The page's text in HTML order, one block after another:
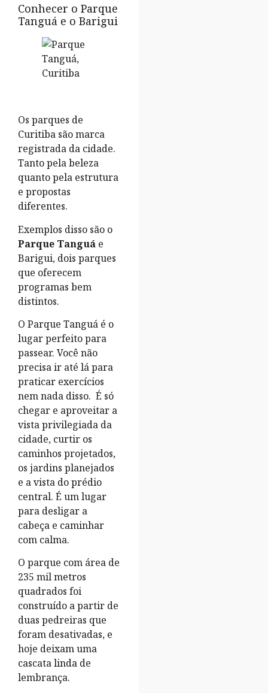
Conhecer o Parque
Tanguá e o Barigui
Os parques de
Curitiba são marca
registrada da cidade.
Tanto pela beleza
quanto pela estrutura
e propostas
diferentes.
Exemplos disso são o
Parque Tanguá e
Barigui, dois parques
que oferecem
programas bem
distintos.
O Parque Tanguá é o
lugar perfeito para
passear. Você não
precisa ir até lá para
praticar exercícios
nem nada disso. É só
chegar e aproveitar a
vista privilegiada da
cidade, curtir os
caminhos projetados,
os jardins planejados
e a vista do prédio
central. É um lugar
para desligar a
cabeça e caminhar
com calma.
O parque com área de
235 mil metros
quadrados foi
construído a partir de
duas pedreiras que
foram desativadas, e
hoje deixam uma
cascata linda de
lembrança.